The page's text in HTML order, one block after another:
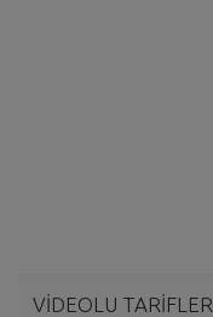
VİDEOLU TARİFLER